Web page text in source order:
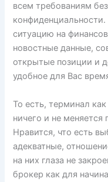
всем требованиям
ситуацию на
новостные данные,
открытые позиции и
удобное для Вас
То есть, терминал
ничего и не
Нравится, что есть
адекватные,
на них глаза не
брокер как для